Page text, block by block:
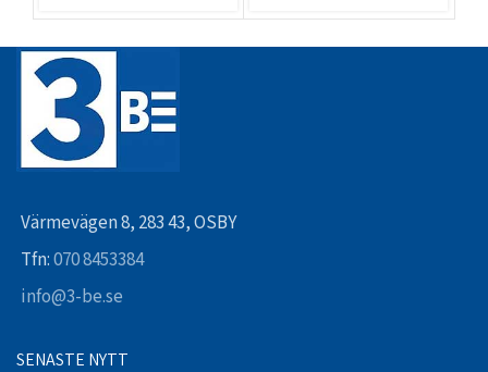
Värmevägen 8, 283 43, OSBY
Tfn:070 8453384
info@3-be.se
SENASTE NYTT